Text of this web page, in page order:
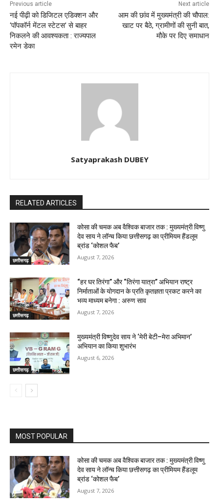
Previous article
नई पीढ़ी को डिजिटल एडिक्शन और
‘पॉपकॉर्न मेंटल स्टेटस’ से बाहर
निकलने की आवश्यकता : राज्यपाल
रमेन डेका
Next article
आम की छांव में मुख्यमंत्री की चौपाल:
खाट पर बैठे, ग्रामीणों की सुनी बात,
मौके पर दिए समाधान
Satyaprakash DUBEY
RELATED ARTICLES
छत्तीसगढ़
कोसा की चमक अब वैश्विक बाजार तक : मुख्यमंत्री विष्णु
देव साय ने लॉन्च किया छत्तीसगढ़ का प्रीमियम हैंडलूम
ब्रांड ‘कोशल फैब’
August 7, 2026
छत्तीसगढ़
“हर घर तिरंगा” और “तिरंगा यात्रा” अभियान राष्ट्र
निर्माताओं के योगदान के प्रति कृतज्ञता प्रकट करने का
भव्य माध्यम बनेगा : अरुण साव
August 7, 2026
छत्तीसगढ़
मुख्यमंत्री विष्णुदेव साय ने ‘मेरी बेटी–मेरा अभिमान’
अभियान का किया शुभारंभ
August 6, 2026
MOST POPULAR
कोसा की चमक अब वैश्विक बाजार तक : मुख्यमंत्री विष्णु
देव साय ने लॉन्च किया छत्तीसगढ़ का प्रीमियम हैंडलूम
ब्रांड ‘कोशल फैब’
August 7, 2026